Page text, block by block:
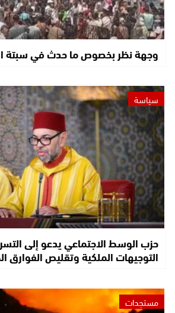
وجهة نظر بخصوص ما حدث في سبتة
سياسة
حزب الوسط الاجتماعي يدعو إلى
التوجيهات الملكية وتقليص الفوارق
مستجدات